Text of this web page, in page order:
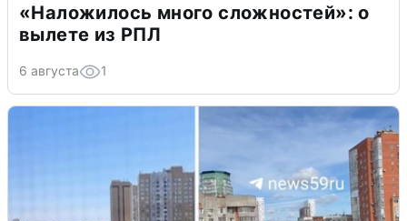
«Наложилось много сложностей»: о
вылете из РПЛ
6 августа 1